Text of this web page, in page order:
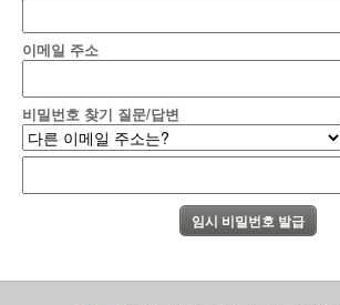
이메일 주소
비밀번호 찾기 질문/답변
업무